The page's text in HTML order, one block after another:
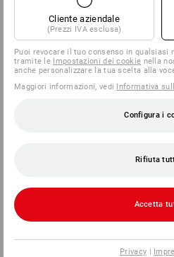
Cliente aziendale
(Prezzi IVA esclusa)
Puoi revocare il tuo consenso in
tramite le Impostazioni dei cookie nella
anche personalizzare la tua scelta alla
Maggiori informazioni, vedi Informativa
Configura i
Rifiuta
Accetta
Privacy |